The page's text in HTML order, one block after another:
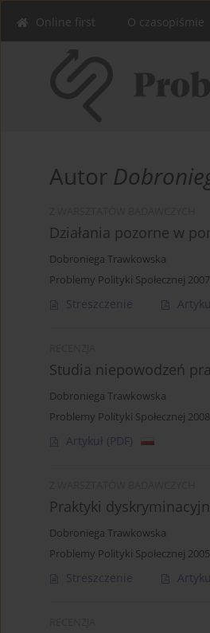
Online first O czasopiśmie
Autor
Działania pozorne w
Dobroniega Trawkowska
Problemy Polityki Społecznej
Streszczenie
Studia niepowodzeń
Dobroniega Trawkowska
Problemy Polityki Społecznej
Artykuł (PDF)
Praktyki
Dobroniega Trawkowska
Problemy Polityki Społecznej
Streszczenie